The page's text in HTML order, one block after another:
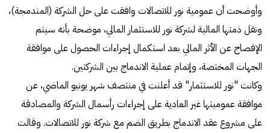
وأوضحت أن عمومية نور للاتصالات وافقت على حل الشركة (المندمجة)،
ونقل ذمتها المالية لشركة نور للاستثمار المالي، موضحة بأنه سيتم
الإفصاح عن الأثر المالي بعد استكمال إجراءات الحصول على موافقة
الجهات المختصة، وإتمام عملية الاندماج بين الشركتين.
وكانت "نور للاستثمار" قد أعلنت في منتصف شهر يونيو الماضي، عن
موافقة عموميتها غير العادية على إجراءات رأسمال الشركة والمصادقة
على مشروع عقد الاندماج بطريق الضم مع شركة نور للاتصالات. وقالت